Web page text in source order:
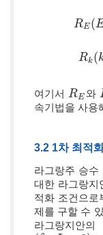
RE(
RE(E)
Rk(
Rk(k
여기서RE
RE 와
속기법을 사용
3.2 1차 최적
라그랑주 승수
대한 라그랑
적화 조건으로
제를 구할 수
라그랑지안